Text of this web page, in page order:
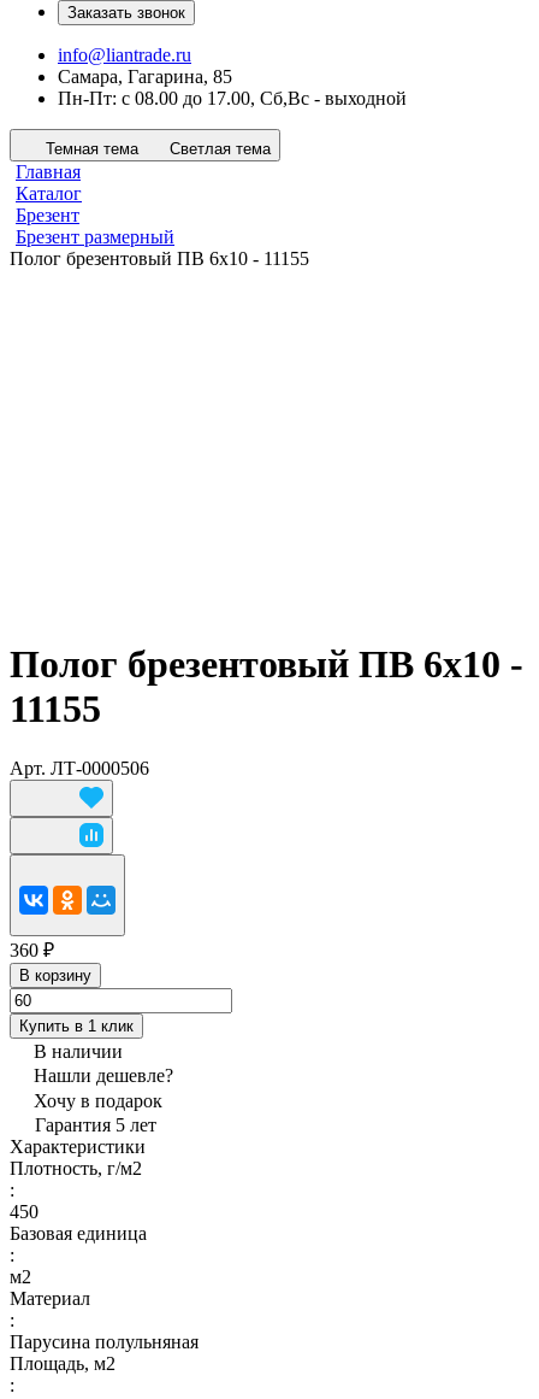
Заказать звонок
info@liantrade.ru
Самара, Гагарина, 85
Пн-Пт: c 08.00 до 17.00, Cб,Вс - выходной
Темная тема Светлая тема
Главная
Каталог
Брезент
Брезент размерный
Полог брезентовый ПВ 6х10 - 11155
Полог брезентовый ПВ 6х10 -
11155
Арт. ЛТ-0000506
360 ₽
В корзину
Купить в 1 клик
В наличии
Нашли дешевле?
Хочу в подарок
Гарантия 5 лет
Характеристики
Плотность, г/м2
:
450
Базовая единица
:
м2
Материал
:
Парусина полульняная
Площадь, м2
: